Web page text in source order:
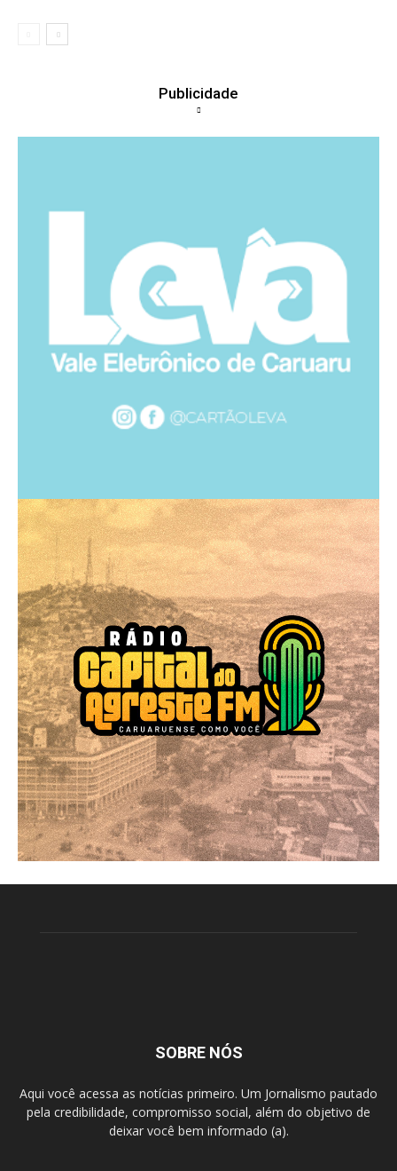
Publicidade
SOBRE NÓS
Aqui você acessa as notícias primeiro. Um Jornalismo pautado
pela credibilidade, compromisso social, além do objetivo de
deixar você bem informado (a).